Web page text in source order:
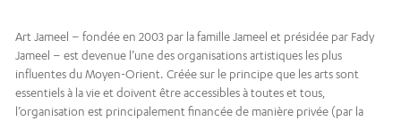
Art Jameel – fondée en 2003 par la famille Jameel et présidée par Fady
Jameel – est devenue l’une des organisations artistiques les plus
influentes du Moyen-Orient. Créée sur le principe que les arts sont
essentiels à la vie et doivent être accessibles à toutes et tous,
l’organisation est principalement financée de manière privée (par la